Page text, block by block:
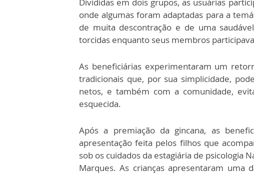
onde algumas foram adaptadas para a
de muita descontração e de uma
torcidas enquanto seus membros
As beneficiárias experimentaram um
tradicionais que, por sua simplicidade,
netos, e também com a comunidade,
esquecida.
Após a premiação da gincana, as
apresentação feita pelos filhos que
sob os cuidados da estagiária de psicologia
Marques. As crianças apresentaram uma